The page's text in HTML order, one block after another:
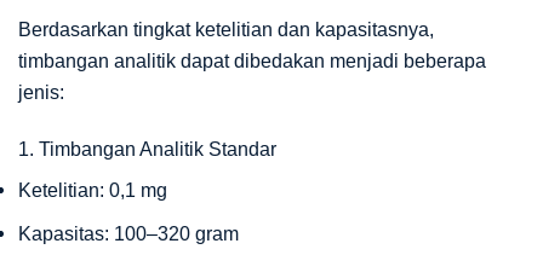
Berdasarkan tingkat ketelitian dan kapasitasnya,
timbangan analitik dapat dibedakan menjadi beberapa
jenis:
1. Timbangan Analitik Standar
Ketelitian: 0,1 mg
Kapasitas: 100–320 gram